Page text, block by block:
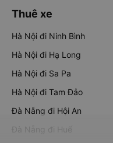
Thuê xe
Hà Nội đi Ninh Bình
Hà Nội đi Hạ Long
Hà Nội đi Sa Pa
Hà Nội đi Tam Đảo
Đà Nẵng đi Hội An
Đà Nẵng đi Huế